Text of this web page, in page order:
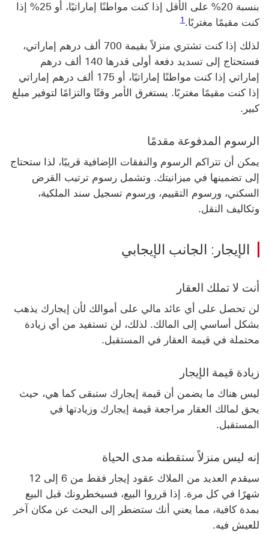
بنسبة 20% على الأقل إذا كنت مواطنًا إماراتيًا، أو 25% إذا
كنت مقيمًا مغتربًا. 1
عرض الحاشية السفلية 1
لذلك إذا كنت تشتري منزلاً بقيمة 700 ألف درهم إماراتي،
فستحتاج إلى تسديد دفعة أولى قدرها 140 ألف درهم
إماراتي إذا كنت مواطنًا إماراتيًا، أو 175 ألف درهم إماراتي
إذا كنت مقيمًا مغتربًا. يستغرق الأمر وقتًا والتزامًا لتوفير مبلغ
كبير.
الرسوم المدفوعة مقدمًا
يمكن أن تتراكم الرسوم والنفقات الإضافية قريبًا، لذا ستحتاج
إلى تضمينها في ميزانيتك. وتشمل رسوم ترتيب القرض
السكني، ورسوم التقييم، ورسوم تسجيل سند الملكية،
وتكاليف النقل.
الإيجار: الجانب الإيجابي
أنت لا تملك العقار
لن تحصل على أي عائد مالي على أموالك لأن إيجارك يذهب
بشكل أساسي إلى المالك. لذلك، لن تستفيد من أي زيادة
محتملة في قيمة العقار في المستقبل.
زيادة قيمة الإيجار
ليس هناك ما يضمن أن قيمة إيجارك ستبقى كما هي، حيث
يحق لمالك العقار مراجعة قيمة إيجارك وزيادتها في
المستقبل.
إنه ليس منزلاً ستقطنه مدى الحياة
سيقدم العديد من الملاك عقود إيجار فقط من 6 إلى 12
شهرًا في كل مرة. إذا قرروا البيع، فسيخطرونك قبل البيع
بمدة كافية، مما يعني أنك ستضطر إلى البحث عن مكان آخر
للعيش فيه.